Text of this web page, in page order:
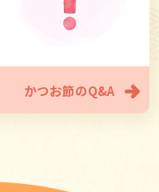
かつお節のQ&A